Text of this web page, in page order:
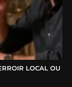
LOCAL OU